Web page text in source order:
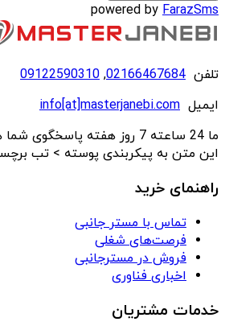
powered by FarazSms
تلفن 02166467684
,
09122590310
ایمیل info[at]masterjanebi.com
ما 24 ساعته 7 روز هفته
این متن به پیکربندی پوسته > تب
راهنمای خرید
تماس با مستر جانبی
فرصت‌های شغلی
فروش در مسترجانبی
اخباری فناوری
خدمات مشتریان